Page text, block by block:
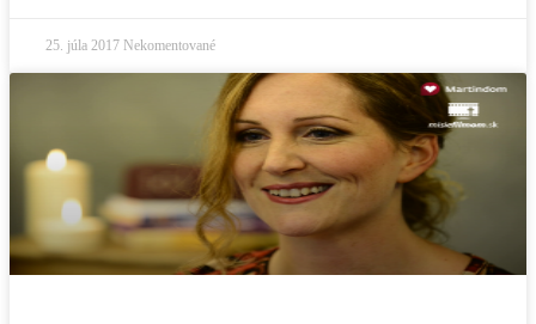
25. júla 2017 Nekomentované